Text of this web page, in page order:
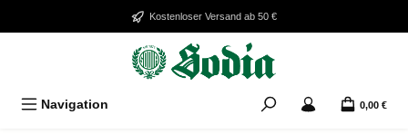
Zum Hauptinhalt springenKostenloser Versand ab 50 €
Navigation 0,00 €